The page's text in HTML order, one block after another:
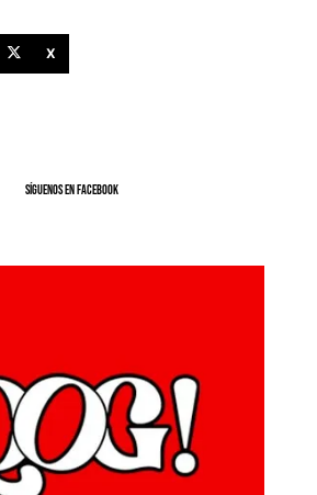
X
SíGUENOS EN FACEBOOK